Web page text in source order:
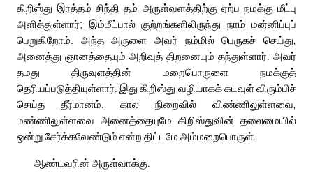
கிறிஸ்து இரத்தம் சிந்தி தம் அருள்வளத்திற்கு ஏற்ப நமக்கு மீட்பு
அளித்துள்ளார்; இம்மீட்பால் குற்றங்களிலிருந்து நாம் மன்னிப்புப்
பெறுகிறோம். அந்த அருளை அவர் நம்மில் பெருகச் செய்து,
அனைத்து ஞானத்தையும் அறிவுத் திறனையும் தந்துள்ளார். அவர்
தமது திருவுளத்தின் மறைபொருளை நமக்குத்
தெரியப்படுத்தியுள்ளார். இது கிறிஸ்து வழியாகக் கடவுள் விரும்பிச்
செய்த தீர்மானம். கால நிறைவில் விண்ணிலுள்ளவை,
மண்ணிலுள்ளவை அனைத்தையுமே கிறிஸ்துவின் தலைமையில்
ஒன்று சேர்க்கவேண்டும் என்ற திட்டமே அம்மறைபொருள்.
ஆண்டவரின் அருள்வாக்கு.